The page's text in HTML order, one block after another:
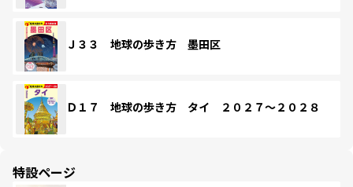
Ｊ３３ 地球の歩き方 墨田区
Ｄ１７ 地球の歩き方 タイ ２０２７～２０２８
特設ページ